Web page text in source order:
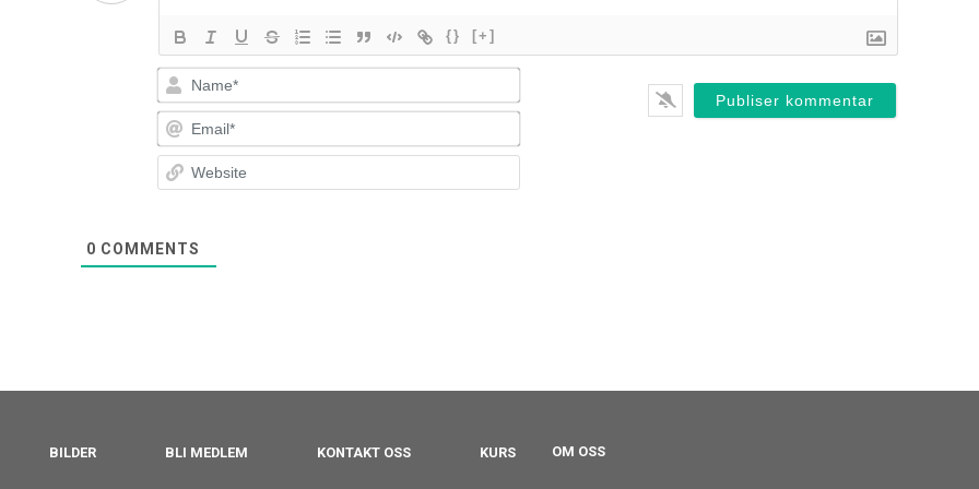
{} [+]
Name*
Email*
0 COMMENTS
BILDER BLI MEDLEM KONTAKT OSS KURS OM OSS